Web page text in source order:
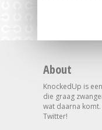
About
KnockedUp is
die graag
wat daarna
Twitter!